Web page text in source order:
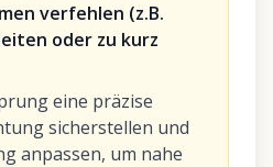
verfehlen (z.B.
oder zu kurz
eine präzise
sicherstellen und
anpassen, um nahe